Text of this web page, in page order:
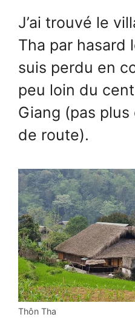
J’ai trouvé le
Tha par hasard
suis perdu en
peu loin du
Giang (pas
de route).
Thôn Tha